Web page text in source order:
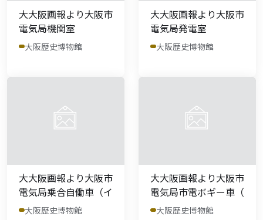
大大阪画報より大阪市
電気局機関室
大阪歴史博物館
大大阪画報より大阪市
電気局発電室
大阪歴史博物館
大大阪画報より大阪市
電気局乗合自働車（イ
大阪歴史博物館
大大阪画報より大阪市
電気局市電ボギー車（
大阪歴史博物館